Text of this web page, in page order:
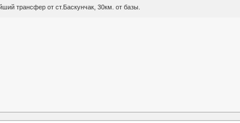
трансфер от ст.Баскунчак, 30км. от базы.